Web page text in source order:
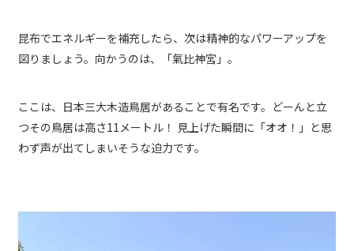
昆布でエネルギーを補充したら、次は精神的なパワーアップを
図りましょう。向かうのは、「氣比神宮」。
ここは、日本三大木造鳥居があることで有名です。どーんと立
つその鳥居は高さ11メートル！ 見上げた瞬間に「オオ！」と思
わず声が出てしまいそうな迫力です。